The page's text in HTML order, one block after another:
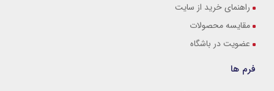
راهنمای خرید از سایت
مقایسه محصولات
عضویت در باشگاه
فرم ها